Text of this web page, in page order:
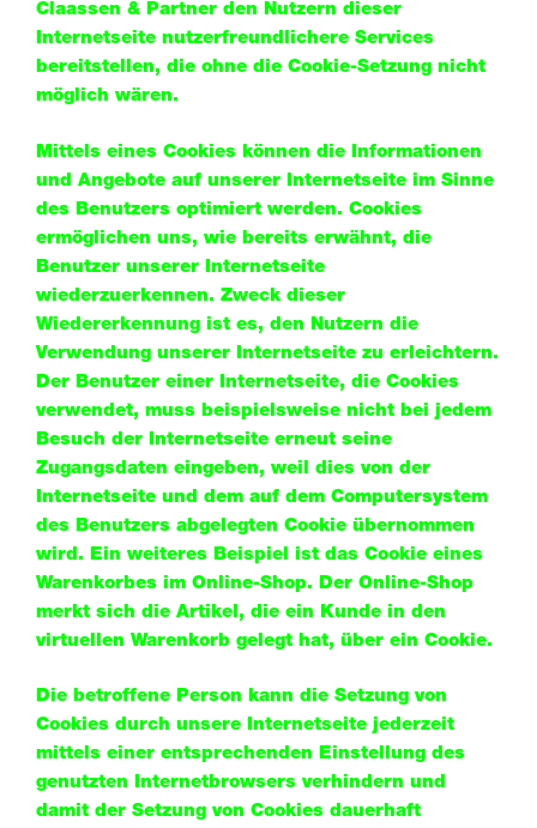
Claassen & Partner den Nutzern dieser
Internetseite nutzerfreundlichere Services
bereitstellen, die ohne die Cookie-Setzung nicht
möglich wären.
Mittels eines Cookies können die Informationen
und Angebote auf unserer Internetseite im Sinne
des Benutzers optimiert werden. Cookies
ermöglichen uns, wie bereits erwähnt, die
Benutzer unserer Internetseite
wiederzuerkennen. Zweck dieser
Wiedererkennung ist es, den Nutzern die
Verwendung unserer Internetseite zu erleichtern.
Der Benutzer einer Internetseite, die Cookies
verwendet, muss beispielsweise nicht bei jedem
Besuch der Internetseite erneut seine
Zugangsdaten eingeben, weil dies von der
Internetseite und dem auf dem Computersystem
des Benutzers abgelegten Cookie übernommen
wird. Ein weiteres Beispiel ist das Cookie eines
Warenkorbes im Online-Shop. Der Online-Shop
merkt sich die Artikel, die ein Kunde in den
virtuellen Warenkorb gelegt hat, über ein Cookie.
Die betroffene Person kann die Setzung von
Cookies durch unsere Internetseite jederzeit
mittels einer entsprechenden Einstellung des
genutzten Internetbrowsers verhindern und
damit der Setzung von Cookies dauerhaft